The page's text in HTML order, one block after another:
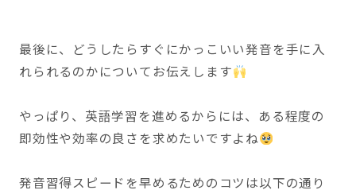
最後に、どうしたらすぐにかっこいい発音を手に入
れられるのかについてお伝えします
やっぱり、英語学習を進めるからには、ある程度の
即効性や効率の良さを求めたいですよね
発音習得スピードを早めるためのコツは以下の通り